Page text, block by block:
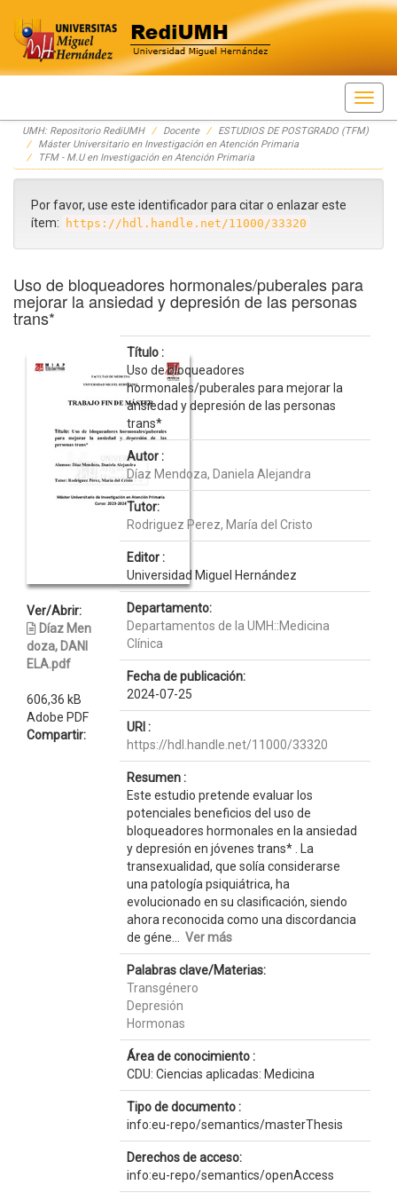
Skip
navigation
UMH: Repositorio RediUMH Docente
ESTUDIOS DE POSTGRADO (TFM)
Máster Universitario en Investigación en Atención Primaria
TFM - M.U en Investigación en Atención Primaria
Por favor, use este identificador para citar o enlazar este
ítem:
https://hdl.handle.net/11000/33320
Uso de bloqueadores hormonales/puberales para
mejorar la ansiedad y depresión de las personas
trans*
Ver/Abrir:
Díaz Men
doza, DANI
ELA.pdf
606,36 kB
Adobe PDF
Compartir:
Título :
Uso de bloqueadores
hormonales/puberales para mejorar la
ansiedad y depresión de las personas
trans*
Autor :
Díaz Mendoza, Daniela Alejandra
Tutor:
Rodriguez Perez, María del Cristo
Editor :
Universidad Miguel Hernández
Departamento:
Departamentos de la UMH::Medicina
Clínica
Fecha de publicación:
2024-07-25
URI :
https://hdl.handle.net/11000/33320
Resumen :
Este estudio pretende evaluar los
potenciales beneficios del uso de
bloqueadores hormonales en la ansiedad
y depresión en jóvenes trans* . La
transexualidad, que solía considerarse
una patología psiquiátrica, ha
evolucionado en su clasificación, siendo
ahora reconocida como una discordancia
de géne... Ver más
Palabras clave/Materias:
Transgénero
Depresión
Hormonas
Área de conocimiento :
CDU: Ciencias aplicadas: Medicina
Tipo de documento :
info:eu-repo/semantics/masterThesis
Derechos de acceso:
info:eu-repo/semantics/openAccess